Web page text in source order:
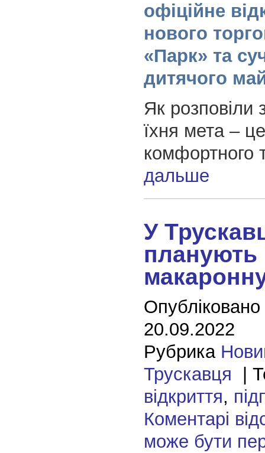
офіційне
нового
«Парк» та
дитячого
Як розповіли
їхня мета –
комфортного
дальше
У
планують
20.09.2022
Рубрика
Трускавця |
відкриття,
Коментарі
може бути